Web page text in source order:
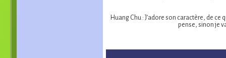
Huang Chu : J’adore son caractère, de ce
pense, sinon je